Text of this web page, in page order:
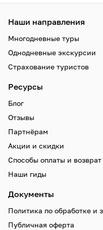
Наши направления
Многодневные туры
Однодневные экскурсии
Страхование туристов
Ресурсы
Блог
Отзывы
Партнёрам
Акции и скидки
Способы оплаты и возврат
Наши гиды
Документы
Политика по обработке и
Публичная оферта